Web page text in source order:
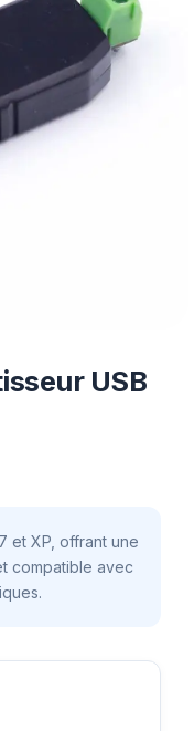
USB
et XP, offrant une
compatible avec